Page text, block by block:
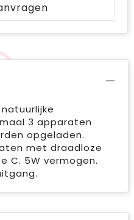
3 apparaten
opgeladen.
met draadloze
C. 5W vermogen.